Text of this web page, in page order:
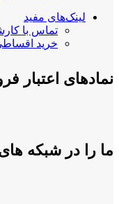
لینک‌های مفید
تماس با
خرید
نمادهای اعتبار
ما را در شبکه